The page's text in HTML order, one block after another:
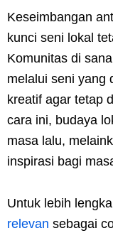
Keseimbangan
kunci seni lokal
Komunitas di
melalui seni yang
kreatif agar tetap
cara ini, budaya
masa lalu,
inspirasi bagi
Untuk lebih
relevan sebagai